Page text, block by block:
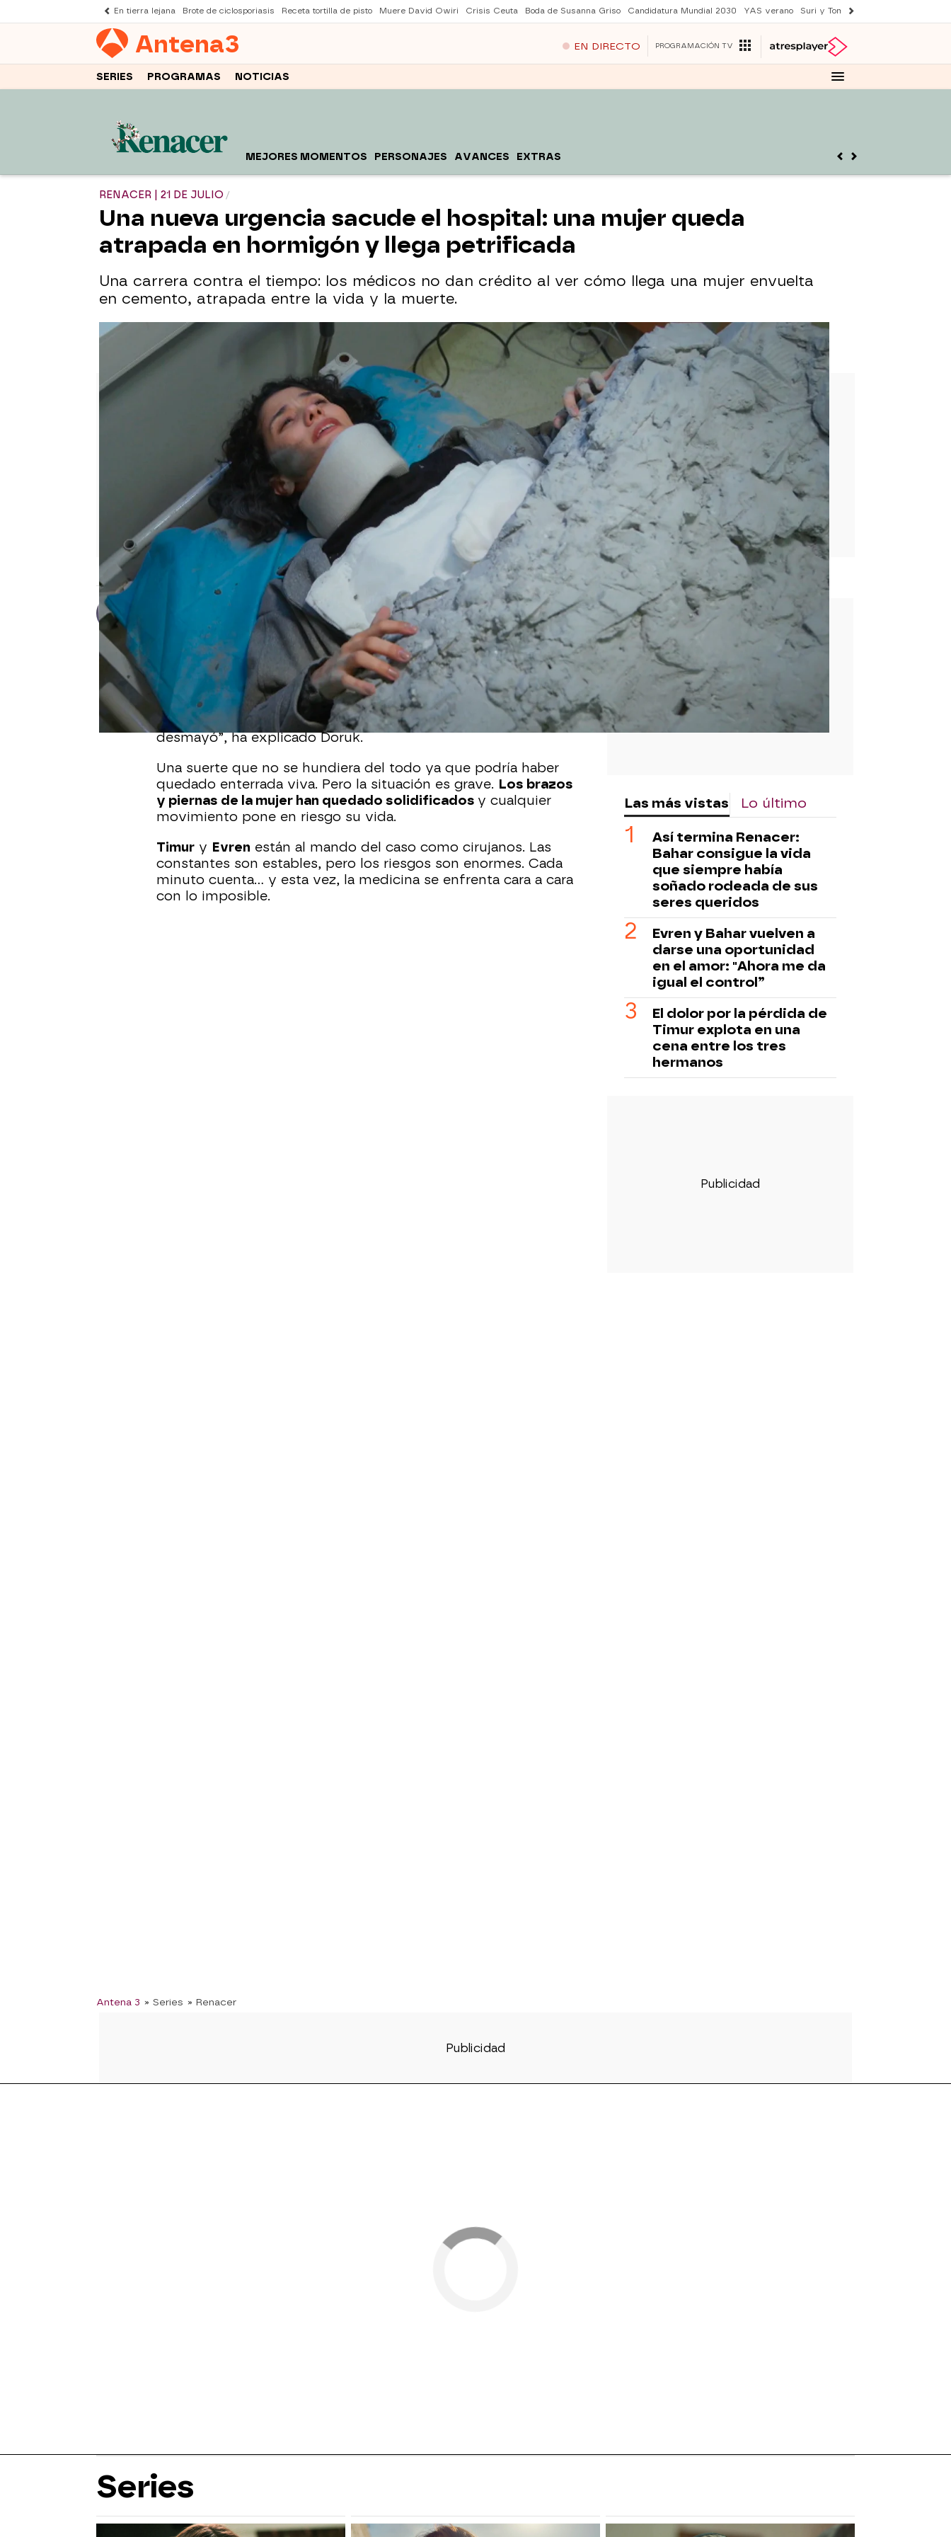
En tierra lejana Brote de ciclosporiasis Receta tortilla de pisto Muere David Owiri Crisis Ceuta Boda de Susanna Griso Candidatura Mundial 2030 YAS verano Suri y Tom Cruise
Antena3 EN DIRECTO PROGRAMACIÓN TV
SERIES PROGRAMAS NOTICIAS
MEJORES MOMENTOS PERSONAJES AVANCES EXTRAS
RENACER | 21 DE JULIO
Una nueva urgencia sacude el hospital: una mujer queda
atrapada en hormigón y llega petrificada
Una carrera contra el tiempo: los médicos no dan crédito al ver cómo llega una mujer envuelta
en cemento, atrapada entre la vida y la muerte.
“Con usted me siento mucho mejor”: la confesión del doctor Reha que provoca que Gülçiçek se
desmaye
Desirée Castillo
22 de julio de 2025, 00:00
WhatsappFacebook
X Flipboard
Una mujer ha sido rescatada tras pasar horas con parte de su
cuerpo atrapado en cemento fresco
. Verla en ese estado ha
dejado sin palabras incluso a los médicos más
experimentados. “Se cayó sobre hormigón líquido y se
desmayó”, ha explicado Doruk.
Una suerte que no se hundiera del todo ya que podría haber
quedado enterrada viva. Pero la situación es grave. Los brazos
y piernas de la mujer han quedado solidificados y cualquier
movimiento pone en riesgo su vida.
Timur y Evren están al mando del caso como cirujanos. Las
constantes son estables, pero los riesgos son enormes. Cada
minuto cuenta… y esta vez, la medicina se enfrenta cara a cara
con lo imposible.
Antena 3 » Series » Renacer
Las más vistas Lo último
Así termina Renacer:
Bahar consigue la vida
que siempre había
soñado rodeada de sus
seres queridos
Evren y Bahar vuelven a
darse una oportunidad
en el amor: "Ahora me da
igual el control”
El dolor por la pérdida de
Timur explota en una
cena entre los tres
hermanos
Series